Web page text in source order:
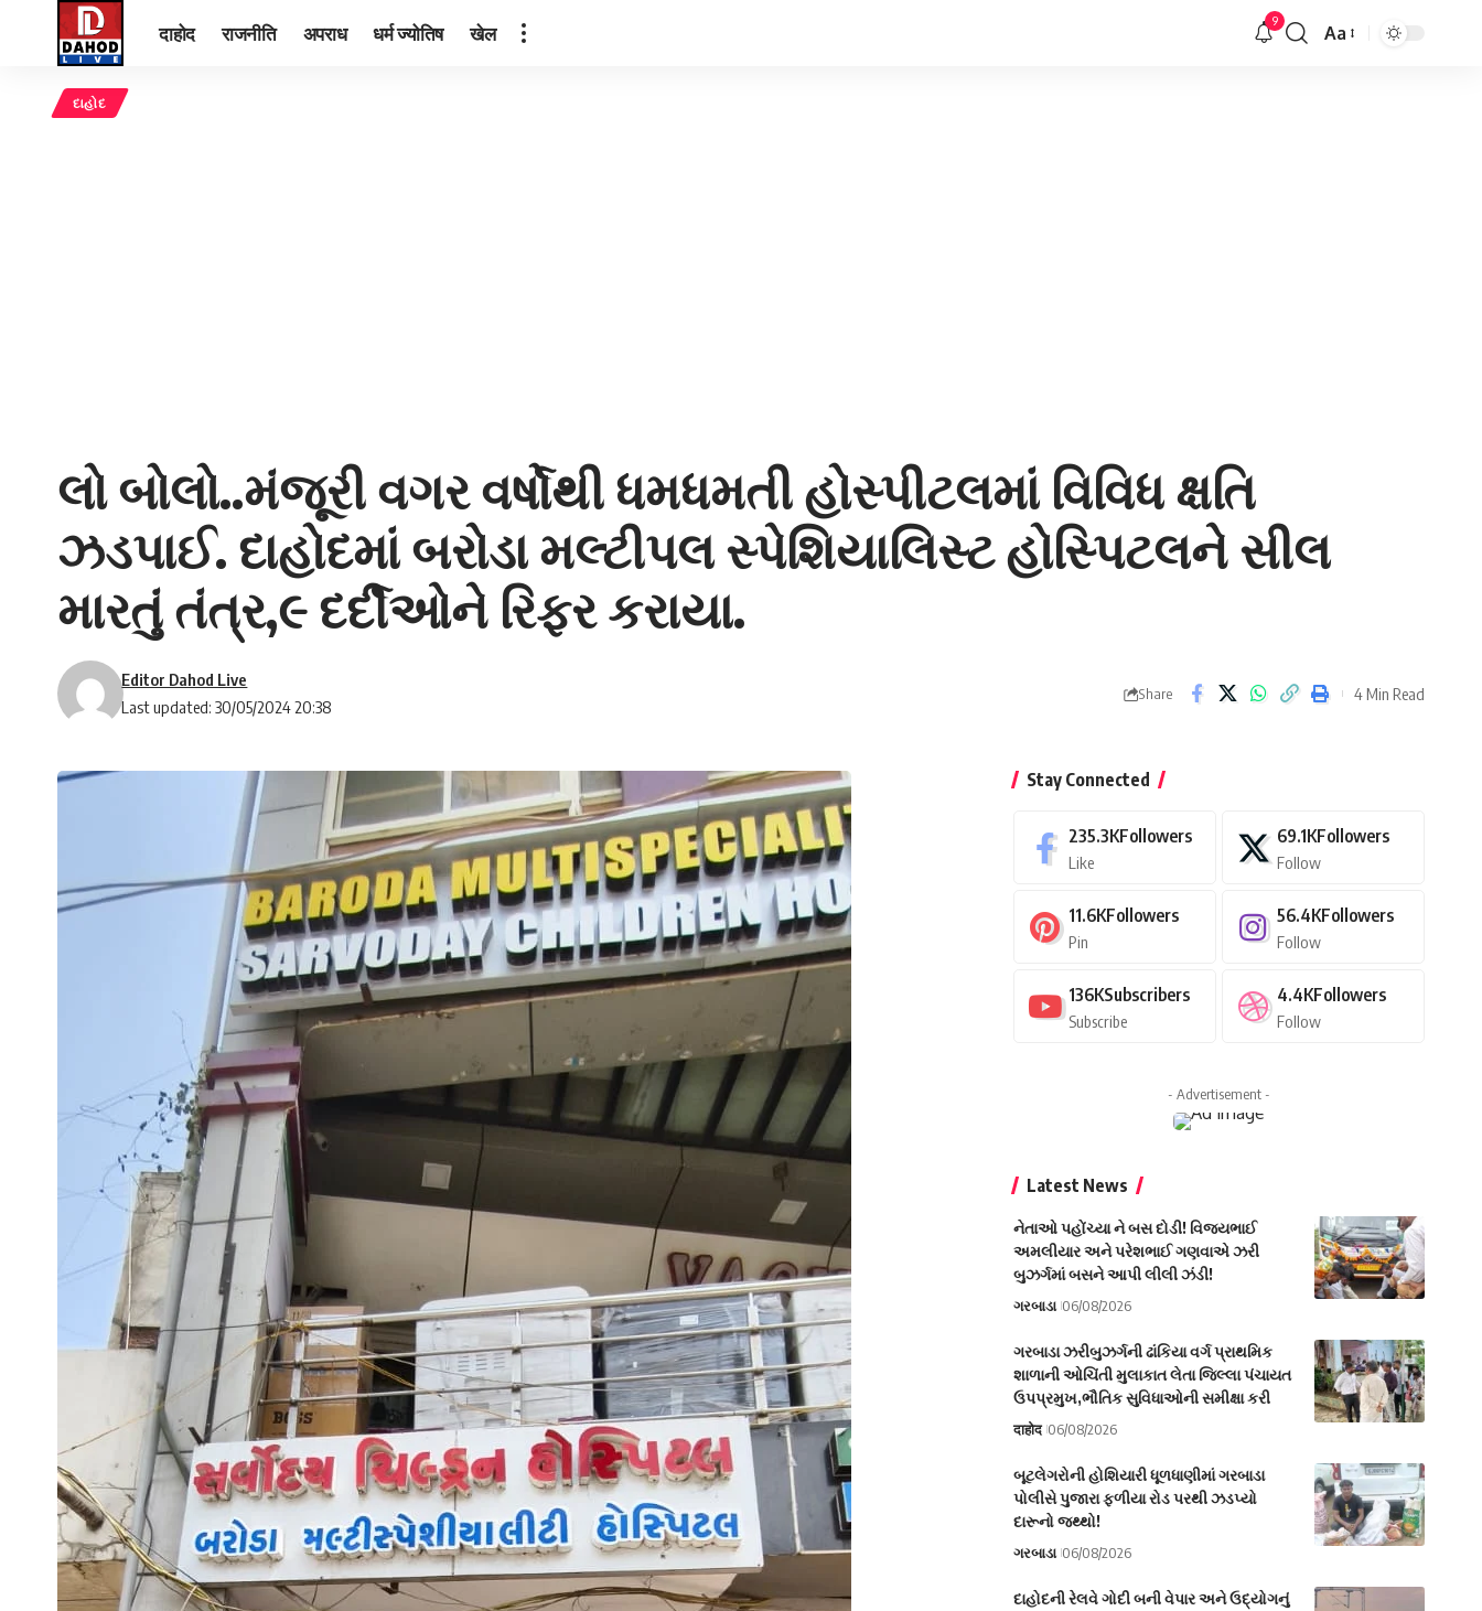
दाहोद राजनीति अपराध धर्म ज्योतिष खेल 9
Font
Aa
દાહોદ
લો બોલો..મંજૂરી વગર વર્ષોથી ધમધમતી હોસ્પીટલમાં વિવિધ ક્ષતિ
ઝડપાઈ. દાહોદમાં બરોડા મલ્ટીપલ સ્પેશિયાલિસ્ટ હોસ્પિટલને સીલ
મારતું તંત્ર,૯ દર્દીઓને રિફર કરાયા.
Last updated: 30/05/2024 20:38
Editor Dahod Live
Share 4 Min Read
Stay Connected
235.3KFollowers
Like
69.1KFollowers
Follow
11.6KFollowers
Pin
56.4KFollowers
Follow
136KSubscribers
Subscribe
4.4KFollowers
Follow
- Advertisement -
Latest News
નેતાઓ પહોંચ્યા ને બસ દોડી! વિજયભાઈ
અમલીયાર અને પરેશભાઈ ગણવાએ ઝરી
બુઝર્ગમાં બસને આપી લીલી ઝંડી!
ગરબાડા 06/08/2026
ગરબાડા ઝરીબુઝર્ગની ઢાંકિયા વર્ગ પ્રાથમિક
શાળાની ઓચિંતી મુલાકાત લેતા જિલ્લા પંચાયત
ઉપપ્રમુખ,ભૌતિક સુવિધાઓની સમીક્ષા કરી
दाहोद 06/08/2026
બૂટલેગરોની હોશિયારી ધૂળધાણીમાં ગરબાડા
પોલીસે પુજારા ફળીયા રોડ પરથી ઝડપ્યો
દારૂનો જથ્થો!
ગરબાડા 06/08/2026
દાહોદની રેલવે ગોદી બની વેપાર અને ઉદ્યોગનું